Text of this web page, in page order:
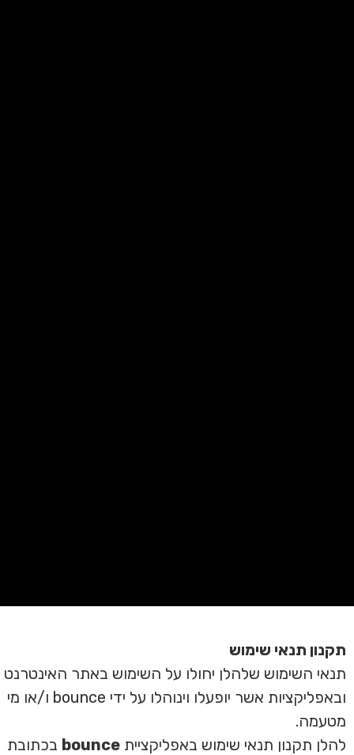
תקנון תנאי שימוש
תנאי השימוש שלהלן יחולו על השימוש באתר האינטרנט
ובאפליקציות אשר יופעלו וינוהלו על ידי bounce ו/או מי
מטעמה.
להלן תקנון תנאי שימוש באפליקצייתbounceבכתובת